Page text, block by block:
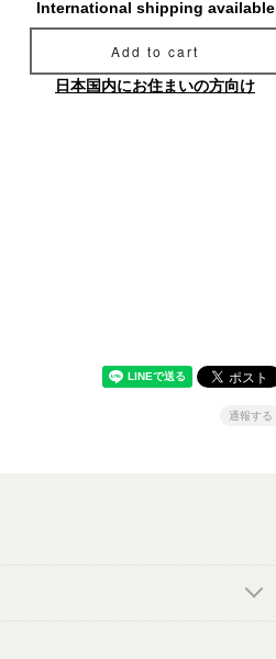
International shipping available
Add to cart
日本国内にお住まいの方向け
通報する